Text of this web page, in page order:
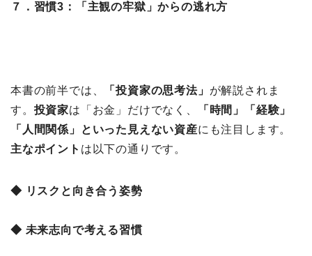
７．習慣3：「主観の牢獄」からの逃れ方
本書の前半では、 「投資家の思考法」 が解説されま
す。 投資家は「お金」だけでなく、
「時間」「経験」
「人間関係」といった見えない資産にも注目します。
主なポイント は以下の通りです。
◆ リスクと向き合う姿勢
◆ 未来志向で考える習慣